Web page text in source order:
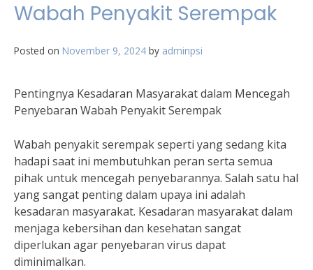
Wabah Penyakit Serempak
Posted on November 9, 2024 by adminpsi
Pentingnya Kesadaran Masyarakat dalam Mencegah
Penyebaran Wabah Penyakit Serempak
Wabah penyakit serempak seperti yang sedang kita
hadapi saat ini membutuhkan peran serta semua
pihak untuk mencegah penyebarannya. Salah satu hal
yang sangat penting dalam upaya ini adalah
kesadaran masyarakat. Kesadaran masyarakat dalam
menjaga kebersihan dan kesehatan sangat
diperlukan agar penyebaran virus dapat
diminimalkan.